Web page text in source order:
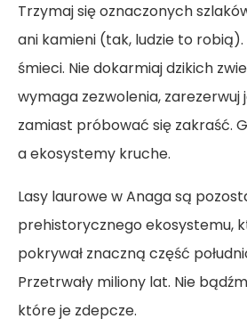
Trzymaj się oznaczonych
ani kamieni (tak, ludzie to robią).
śmieci. Nie dokarmiaj dzikich
wymaga zezwolenia, zarezerwuj
zamiast próbować się zakraść.
a ekosystemy kruche.
Lasy laurowe w Anaga są
prehistorycznego ekosystemu,
pokrywał znaczną część
Przetrwały miliony lat. Nie
które je zdepcze.